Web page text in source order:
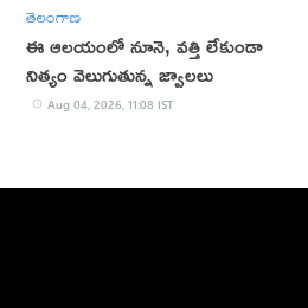
తెలంగాణ
ఈ ఆలయంలో నూనె, వత్తి లేకుండా
నిత్యం వెలుగుతున్న జ్వాలలు
Aug 04, 2026, 11:08 IST